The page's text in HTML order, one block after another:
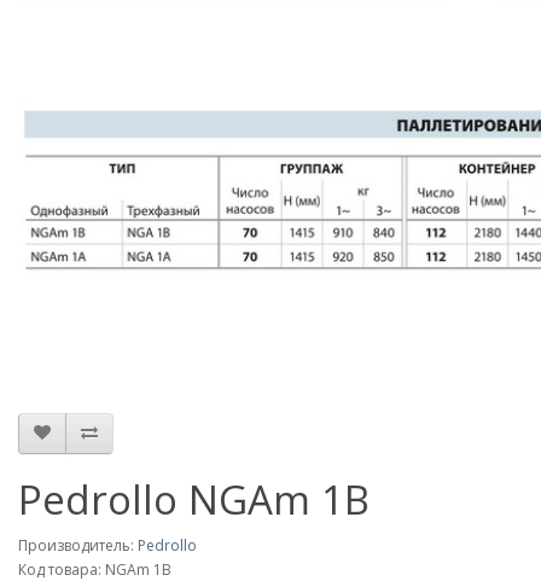
Pedrollo NGAm 1B
Производитель: Pedrollo
Код товара: NGAm 1B